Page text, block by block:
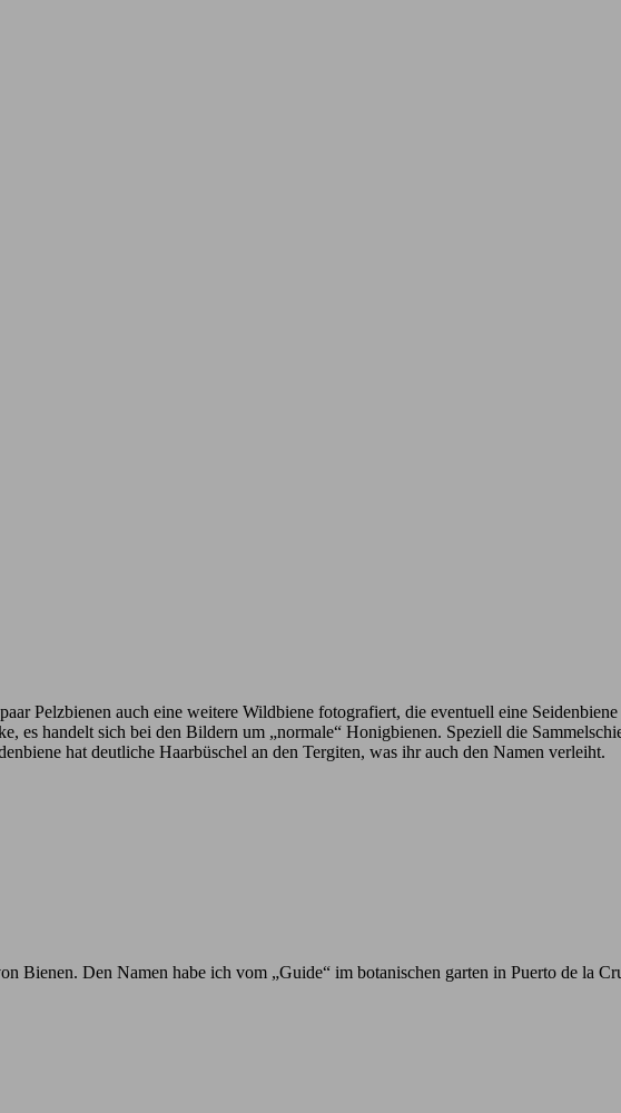
Pelzbienen auch eine weitere Wildbiene fotografiert, die eventuell eine
es handelt sich bei den Bildern um „normale“ Honigbienen. Speziell die
hat deutliche Haarbüschel an den Tergiten, was ihr auch den Namen verleiht.
Bienen. Den Namen habe ich vom „Guide“ im botanischen garten in Puerto de la